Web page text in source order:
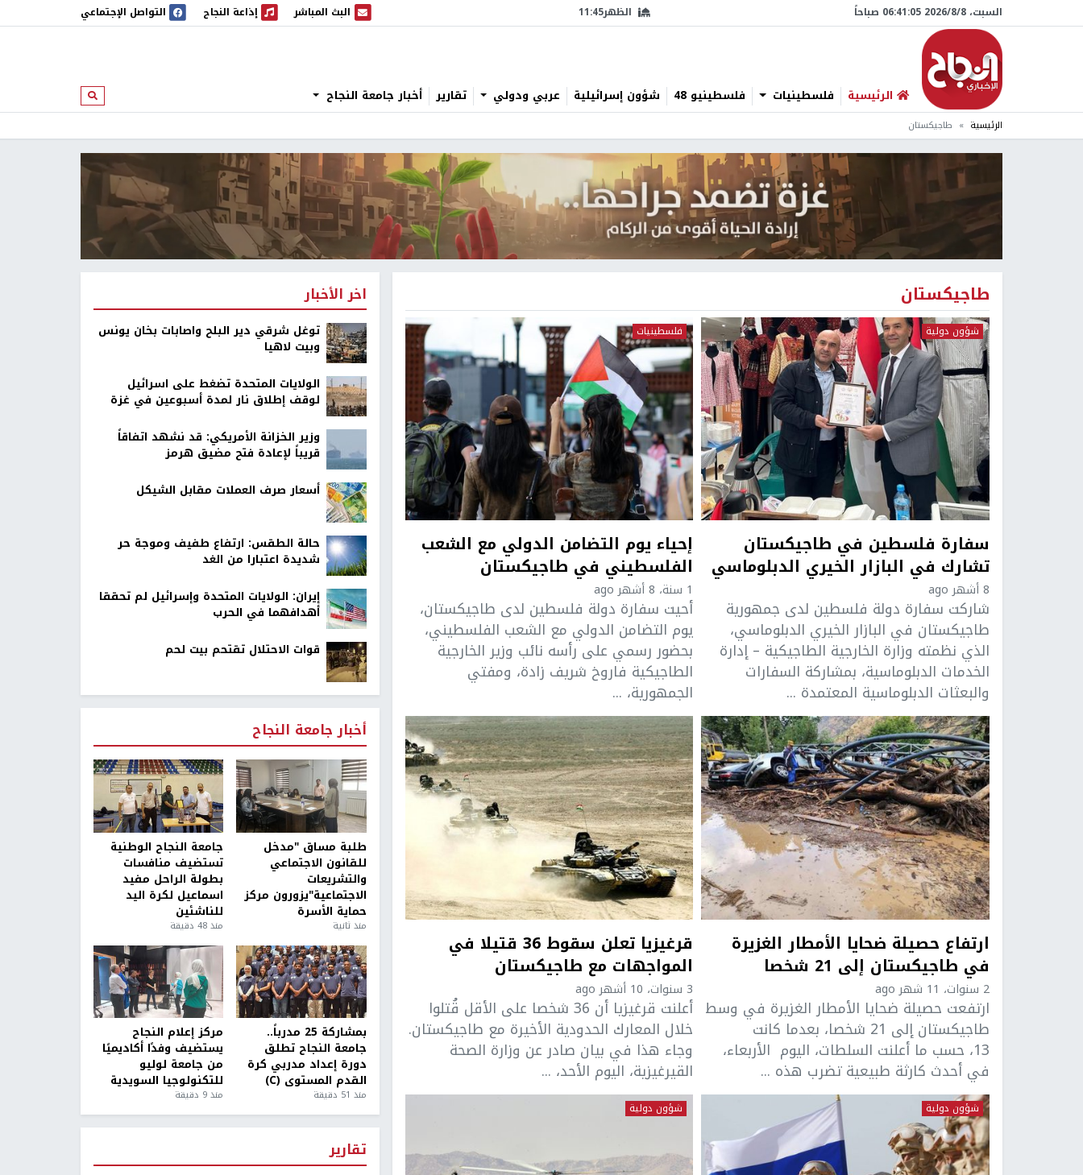
السبت، 8/‏8/‏2026 06:41:06 صباحاً الظهر11:45 البث المباشر
البث المباشر إذاعة النجاح
إذاعة النجاح التواصل الإجتماعي
الرئيسية فلسطينيات فلسطينيو 48 شؤون إسرائيلية عربي ودولي تقارير أخبار جامعة النجاح ابحث
الرئيسية طاجيكستان
طاجيكستان
شؤون دولية
سفارة فلسطين في طاجيكستان
تشارك في البازار الخيري الدبلوماسي
8 أشهر ago
شاركت سفارة دولة فلسطين لدى جمهورية
طاجيكستان في البازار الخيري الدبلوماسي،
الذي نظمته وزارة الخارجية الطاجيكية – إدارة
الخدمات الدبلوماسية، بمشاركة السفارات
والبعثات الدبلوماسية المعتمدة ...
فلسطينيات
إحياء يوم التضامن الدولي مع الشعب
الفلسطيني في طاجيكستان
1 سنة، 8 أشهر ago
أحيت سفارة دولة فلسطين لدى طاجيكستان،
يوم التضامن الدولي مع الشعب الفلسطيني،
بحضور رسمي على رأسه نائب وزير الخارجية
الطاجيكية فاروخ شريف زادة، ومفتي
الجمهورية، ...
ارتفاع حصيلة ضحايا الأمطار الغزيرة
في طاجيكستان إلى 21 شخصا
2 سنوات، 11 شهر ago
ارتفعت حصيلة ضحايا الأمطار الغزيرة في وسط
طاجيكستان إلى 21 شخصا، بعدما كانت
13، حسب ما أعلنت السلطات، اليوم الأربعاء،
في أحدث كارثة طبيعية تضرب هذه ...
قرغيزيا تعلن سقوط 36 قتيلا في
المواجهات مع طاجيكستان
3 سنوات، 10 أشهر ago
أعلنت قرغيزيا أن 36 شخصا على الأقل قُتلوا
خلال المعارك الحدودية الأخيرة مع طاجيكستان.
وجاء هذا في بيان صادر عن وزارة الصحة
القيرغيزية، اليوم الأحد، ...
شؤون دولية شؤون دولية
اخر الأخبار
توغل شرقي دير البلح واصابات بخان يونس
وبيت لاهيا
الولايات المتحدة تضغط على اسرائيل
لوقف إطلاق نار لمدة أسبوعين في غزة
وزير الخزانة الأمريكي: قد نشهد اتفاقاً
قريباً لإعادة فتح مضيق هرمز
أسعار صرف العملات مقابل الشيكل
حالة الطقس: ارتفاع طفيف وموجة حر
شديدة اعتبارا من الغد
إيران: الولايات المتحدة وإسرائيل لم تحققا
أهدافهما في الحرب
قوات الاحتلال تقتحم بيت لحم
أخبار جامعة النجاح
طلبة مساق "مدخل
للقانون الاجتماعي
والتشريعات
الاجتماعية"يزورون مركز
حماية الأسرة
منذ ثانية
جامعة النجاح الوطنية
تستضيف منافسات
بطولة الراحل مفيد
اسماعيل لكرة اليد
للناشئين
منذ 48 دقيقة
بمشاركة 25 مدرباً..
جامعة النجاح تطلق
دورة إعداد مدربي كرة
القدم المستوى (C)
منذ 51 دقيقة
مركز إعلام النجاح
يستضيف وفدًا أكاديميًا
من جامعة لوليو
للتكنولوجيا السويدية
منذ 9 دقيقة
تقارير